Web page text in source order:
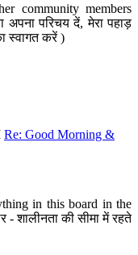
community members
अपना परिचय दें, मेरा पहाड़
स्वागत करें )
Re: Good Morning &
in this board in the
- शालीनता की सीमा में रहते